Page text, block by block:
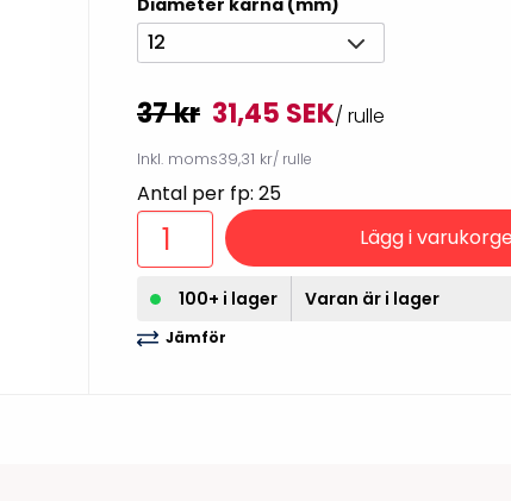
Diameter kärna (mm)
12
37 kr 31,45 SEK/ rulle
Inkl. moms39,31 kr/ rulle
Antal per fp: 25
Lägg i
100+ i lager Varan är i lager
Jämför